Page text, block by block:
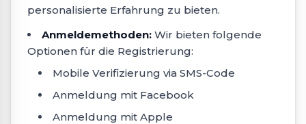
personalisierte Erfahrung zu bieten.
Anmeldemethoden: Wir bieten folgende
Optionen für die Registrierung:
Mobile Verifizierung via SMS-Code
Anmeldung mit Facebook
Anmeldung mit Apple